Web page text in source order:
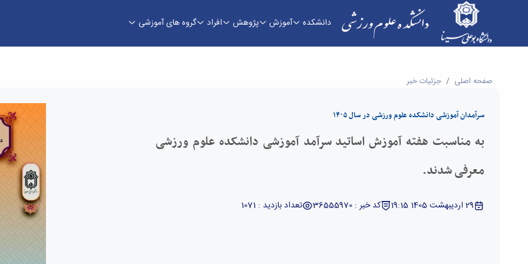
دانشکده آموزش پژوهش افراد گروه های آموزشی
به مناسبت هفته آموزش اساتید سرآمد آموزشی دانشکده علوم ورزشی معرفی شدند. - دانشکده علوم
صفحه اصلی جزئیات خبر
سرآمدان آموزشی دانشکده علوم ورزشی در سال ۱۴۰۵
به مناسبت هفته آموزش اساتید سرآمد آموزشی دانشکده علوم ورزشی
معرفی شدند.
29 اردیبهشت 1405 19:15 کد خبر : 36555970 تعداد بازدید : 1071